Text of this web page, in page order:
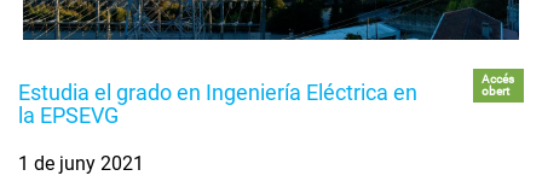
Estudia el grado en Ingeniería Eléctrica en
la EPSEVG
Accés
obert
1 de juny 2021